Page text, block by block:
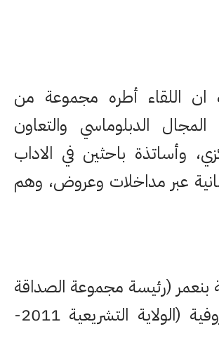
ان اللقاء أطره مجموعة من
المجال الدبلوماسي والتعاون
وأساتذة باحثين في الاداب
عبر مداخلات وعروض، وهم
بنعمر (رئيسة مجموعة الصداقة
المغربية البيروفية (الولاية التشريعية 2011-